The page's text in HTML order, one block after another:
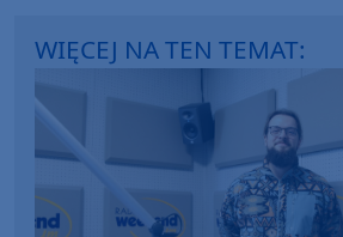
WIĘCEJ NA TEN TEMAT: